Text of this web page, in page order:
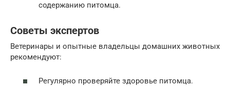
содержанию питомца.
Советы экспертов
Ветеринары и опытные владельцы домашних животных
рекомендуют:
Регулярно проверяйте здоровье питомца.